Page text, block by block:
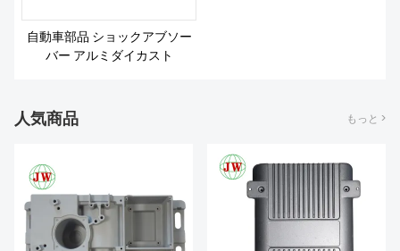
自動車部品 ショックアブソー
バー アルミダイカスト
人気商品 もっと >